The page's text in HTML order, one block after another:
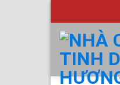
to
content